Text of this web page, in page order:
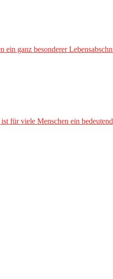
ganz besonderer
für viele Menschen ein